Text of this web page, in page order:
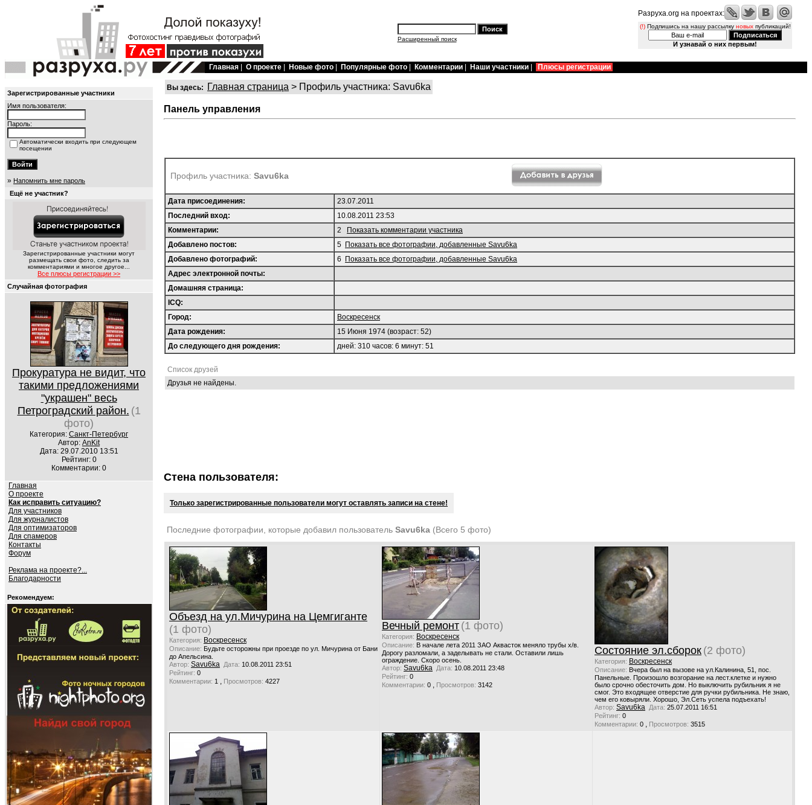
Расширенный поиск
Разруха.org на проектах:
(!)Подпишись на нашу рассылку новыхпубликаций!
И узнавай о них первым!
Главная О проекте Новые фото Популярные фото Комментарии Наши участники Плюсы регистрации
Зарегистрированные участники
Имя пользователя:
Пароль:
Автоматически входить при следующем
посещении
» Напомнить мне пароль
Ещё не участник?
Зарегистрированные участники могут
размещать свои фото, следить за
комментариями и многое другое...
Все плюсы регистрации >>
Случайная фотография
Прокуратура не видит, что
такими предложениями
"украшен" весь
Петроградский район. (1
фото)
Категория: Санкт-Петербург
Автор: AnKit
Дата: 29.07.2010 13:51
Рейтинг: 0
Комментарии: 0
Главная
О проекте
Как исправить ситуацию?
Для участников
Для журналистов
Для оптимизаторов
Для спамеров
Контакты
Форум
Реклама на проекте?...
Благодарности
Рекомендуем:
Вы здесь: Главная страница > Профиль участника: Savu6ka
Панель управления
Профиль участника: Savu6ka
Дата присоединения:
23.07.2011
Последний вход:
10.08.2011 23:53
Комментарии:
2
Показать комментарии участника
Добавлено постов:
5 Показать все фотографии, добавленные Savu6ka
Добавлено фотографий:
6
Показать все фотографии, добавленные Savu6ka
Адрес электронной почты:
Домашняя страница:
ICQ:
Город:
Воскресенск
Дата рождения:
15 Июня 1974 (возраст: 52)
До следующего дня рождения:
дней: 310 часов: 6 минут: 51
Список друзей
Друзья не найдены.
Стена пользователя:
Только зарегистрированные пользователи могут оставлять записи на стене!
Последние фотографии, которые добавил пользователь Savu6ka (Всего 5 фото)
Объезд на ул.Мичурина на Цемгиганте
(1 фото)
Категория: Воскресенск
Описание: Будьте осторожны при проезде по ул. Мичурина от Бани
до Апельсина.
Автор: Savu6ka Дата: 10.08.2011 23:51
Рейтинг: 0
Комментарии: 1 , Просмотров: 4227
Вечный ремонт (1 фото)
Категория: Воскресенск
Описание: В начале лета 2011 ЗАО Аквасток меняло трубы х/в.
Дорогу разломали, а заделывать не стали. Оставили лишь
ограждение. Скоро осень.
Автор: Savu6ka Дата: 10.08.2011 23:48
Рейтинг: 0
Комментарии: 0 , Просмотров: 3142
Состояние эл.сборок (2 фото)
Категория: Воскресенск
Описание: Вчера был на вызове на ул.Калинина, 51, пос.
Панельные. Произошло возгорание на лест.клетке и нужно
было срочно обесточить дом. Но выключить рубильник я не
смог. Это входящее отверстие для ручки рубильника. Не знаю,
чем его ковыряли. Хорошо, Эл.Сеть успела подъехать!
Автор: Savu6ka Дата: 25.07.2011 16:51
Рейтинг: 0
Комментарии: 0 , Просмотров: 3515